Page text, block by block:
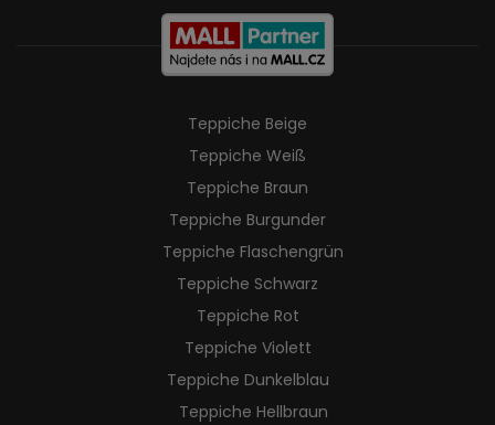
Teppiche Beige
Teppiche Weiß
Teppiche Braun
Teppiche Burgunder
Teppiche Flaschengrün
Teppiche Schwarz
Teppiche Rot
Teppiche Violett
Teppiche Dunkelblau
Teppiche Hellbraun